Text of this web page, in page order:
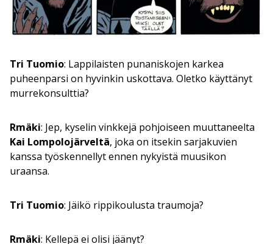
Tri Tuomio: Lappilaisten punaniskojen karkea
puheenparsi on hyvinkin uskottava. Oletko käyttänyt
murrekonsulttia?
Rmäki: Jep, kyselin vinkkejä pohjoiseen muuttaneelta
Kai Lompolojärveltä, joka on itsekin sarjakuvien
kanssa työskennellyt ennen nykyistä muusikon
uraansa.
Tri Tuomio: Jäikö rippikoulusta traumoja?
Rmäki: Kellepä ei olisi jäänyt?